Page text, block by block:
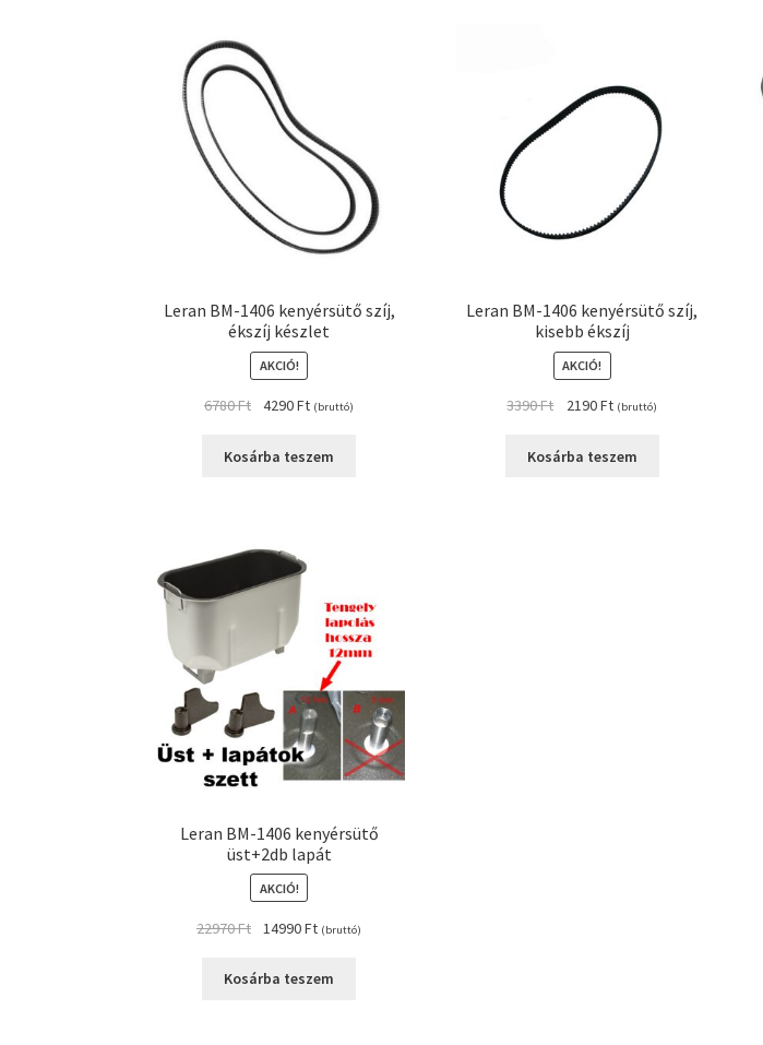
Leran BM-1406 kenyérsütő szíj,
ékszíj készlet
AKCIÓ!
6780Ft
Original
was:
4290FtCurrent
is:
(bruttó)
Kosárba teszem
Leran BM-1406 kenyérsütő szíj,
kisebb ékszíj
AKCIÓ!
3390Ft
Original
was:
2190FtCurrent
is:
(bruttó)
Kosárba teszem
Leran BM-1406 kenyérsütő
üst+2db lapát
AKCIÓ!
22970Ft
Original
was:
14990FtCurrent
is:
(bruttó)
Kosárba teszem